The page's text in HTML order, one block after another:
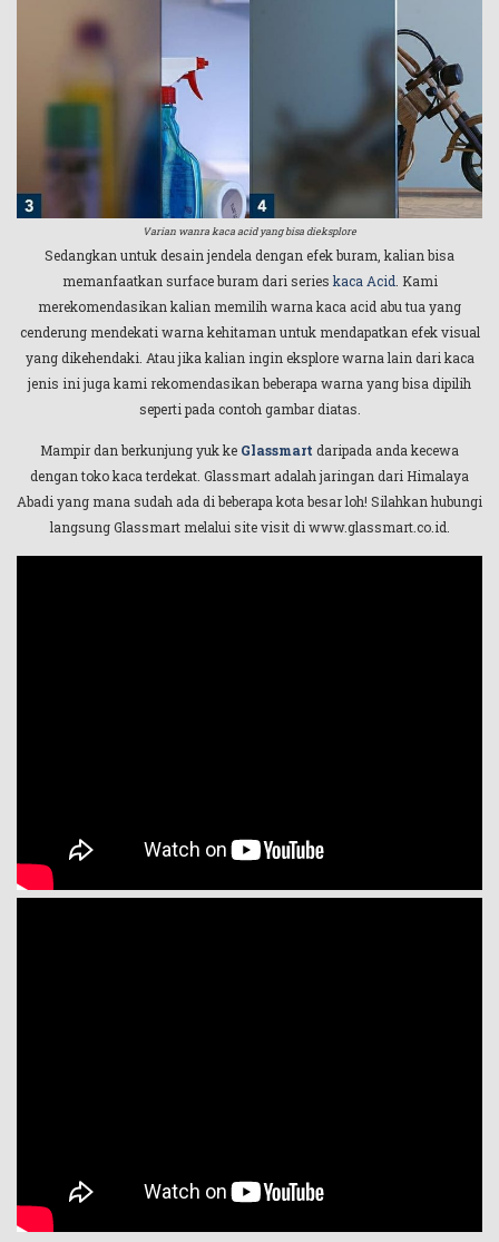
Varian wanra kaca acid yang bisa dieksplore
Sedangkan untuk desain jendela dengan efek buram, kalian bisa
memanfaatkan surface buram dari series kaca Acid . Kami
merekomendasikan kalian memilih warna kaca acid abu tua yang
cenderung mendekati warna kehitaman untuk mendapatkan efek visual
yang dikehendaki. Atau jika kalian ingin eksplore warna lain dari kaca
jenis ini juga kami rekomendasikan beberapa warna yang bisa dipilih
seperti pada contoh gambar diatas.
Mampir dan berkunjung yuk ke Glassmart daripada anda kecewa
dengan toko kaca terdekat. Glassmart adalah jaringan dari Himalaya
Abadi yang mana sudah ada di beberapa kota besar loh! Silahkan hubungi
langsung Glassmart melalui site visit di www.glassmart.co.id.